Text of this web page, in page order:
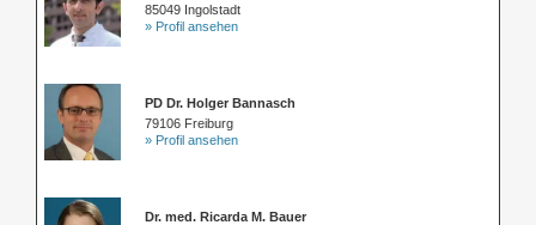
85049 Ingolstadt
» Profil ansehen
PD Dr. Holger Bannasch
79106 Freiburg
» Profil ansehen
Dr. med. Ricarda M. Bauer